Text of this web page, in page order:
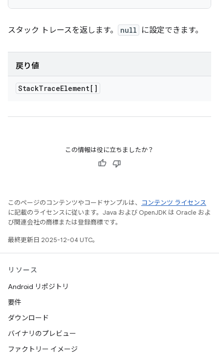
スタック トレースを返します。 null に設定できます。
戻り値
StackTraceElement[]
この情報は役に立ちましたか？
このページのコンテンツやコードサンプルは、
コンテンツ ライセンス
に記載のライセンスに従います。Java および OpenJDK は Oracle およ
び関連会社の商標または登録商標です。
最終更新日 2025-12-04 UTC。
リソース
Android リポジトリ
要件
ダウンロード
バイナリのプレビュー
ファクトリー イメージ